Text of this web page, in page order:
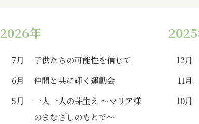
2026年
7月
子供たちの可能性を信じて
6月
仲間と共に輝く運動会
5月
一人一人の芽生え ～マリア様
のまなざしのもとで～
12月
11月
10月